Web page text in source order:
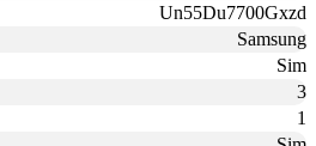
Un55Du7700Gxzd
Samsung
Sim
3
1